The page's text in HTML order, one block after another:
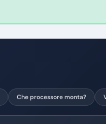
Che processore monta?